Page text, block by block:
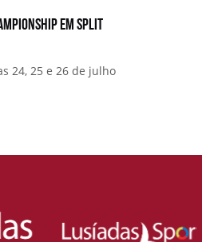
em Split
24, 25 e 26 de julho